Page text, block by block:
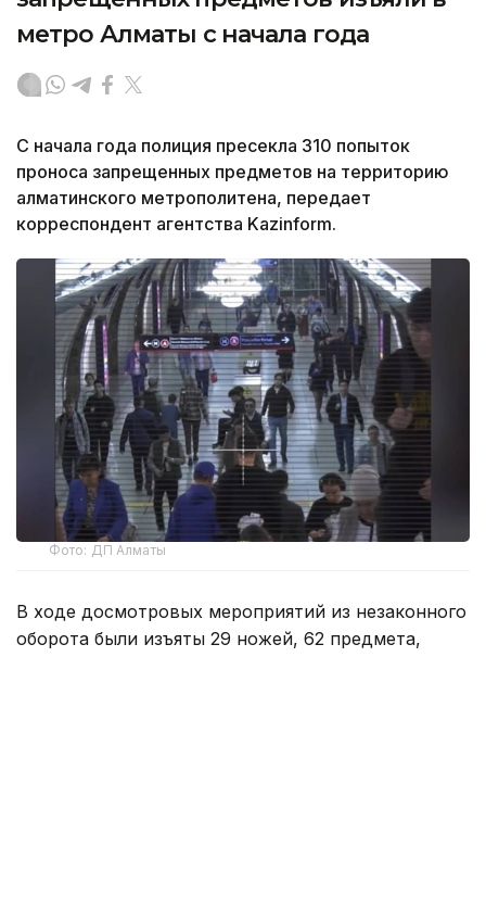
метро Алматы с начала года
С начала года полиция пресекла 310 попыток
проноса запрещенных предметов на территорию
алматинского метрополитена, передает
корреспондент агентства Kazinform.
Фото: ДП Алматы
В ходе досмотровых мероприятий из незаконного
оборота были изъяты 29 ножей, 62 предмета,